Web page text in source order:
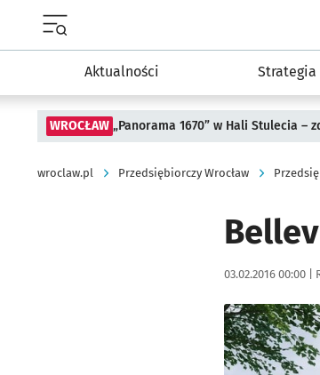
Aktualności Strategia
WROCŁAW „Panorama 1670” w Hali Stulecia –
wroclaw.pl Przedsiębiorczy Wrocław
Data publikacji:
03.02.2016 00:00 |
Kliknij, aby